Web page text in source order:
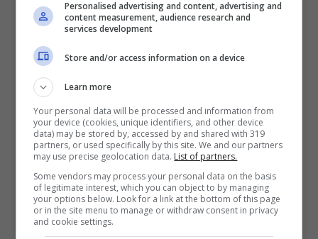
2023. “Il reddito medio dichiarato dai
soggetti Isa è stato di circa 47mila euro
ha sottolineato il leader di Sogei –con oltre
un milione di persone che hanno redditi
inferiori ai 15mila euro“.
Un dato che va confrontato con i 78mila
euro dichiarati da chi ha un voto tra 8 e 10.
Insomma, lo spazio di manovra c’è e non ci
resta che aspettare i prossimi mesi per
Personalised advertising and content, advertising and
content measurement, audience research and
services development
Store and/or access information on a device
Learn more
Your personal data will be processed and information from
your device (cookies, unique identifiers, and other device
data) may be stored by, accessed by and shared with 319
partners, or used specifically by this site. We and our partners
may use precise geolocation data. List of partners.
Some vendors may process your personal data on the basis
of legitimate interest, which you can object to by managing
your options below. Look for a link at the bottom of this page
or in the site menu to manage or withdraw consent in privacy
and cookie settings.